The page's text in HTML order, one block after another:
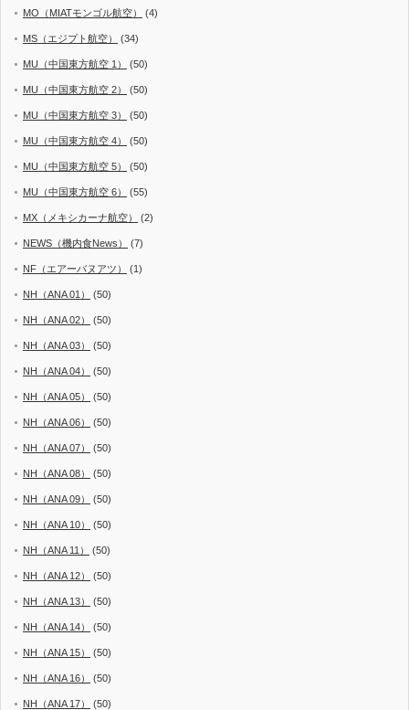
MO（MIATモンゴル航空） (4)
MS（エジプト航空） (34)
MU（中国東方航空 1） (50)
MU（中国東方航空 2） (50)
MU（中国東方航空 3） (50)
MU（中国東方航空 4） (50)
MU（中国東方航空 5） (50)
MU（中国東方航空 6） (55)
MX（メキシカーナ航空） (2)
NEWS（機内食News） (7)
NF（エアーバヌアツ） (1)
NH（ANA 01） (50)
NH（ANA 02） (50)
NH（ANA 03） (50)
NH（ANA 04） (50)
NH（ANA 05） (50)
NH（ANA 06） (50)
NH（ANA 07） (50)
NH（ANA 08） (50)
NH（ANA 09） (50)
NH（ANA 10） (50)
NH（ANA 11） (50)
NH（ANA 12） (50)
NH（ANA 13） (50)
NH（ANA 14） (50)
NH（ANA 15） (50)
NH（ANA 16） (50)
NH（ANA 17） (50)